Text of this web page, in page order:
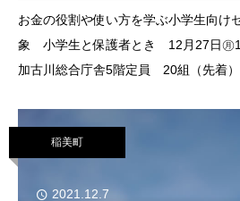
お金の役割や使い方を学ぶ小学生向け
象 小学生と保護者とき 12月27日㊊
加古川総合庁舎5階定員 20組（先着
稲美町
2021.12.7